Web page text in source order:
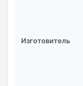
Изготовитель